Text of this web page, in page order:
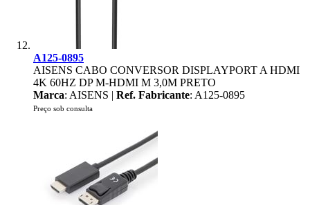
A125-0895
AISENS CABO CONVERSOR DISPLAYPORT A HDMI
4K 60HZ DP M-HDMI M 3,0M PRETO
Marca: AISENS | Ref. Fabricante: A125-0895
Preço sob consulta